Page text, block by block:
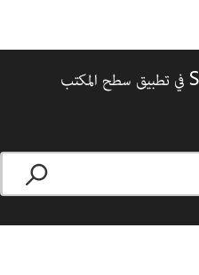
لا تستطيع رؤية علامة تبويب Stock في تطبيق سطح المكتب